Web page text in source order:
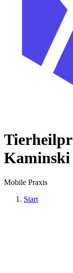
Kaminski
Mobile Praxis
Start